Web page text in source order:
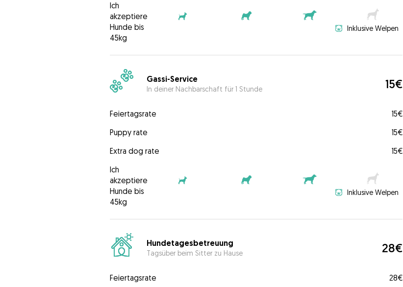
Ich
akzeptiere
Hunde bis
45kg
Inklusive Welpen
Gassi-Service
In deiner Nachbarschaft für 1 Stunde 15€
Feiertagsrate
15€
Puppy rate
15€
Extra dog rate
15€
Ich
akzeptiere
Hunde bis
45kg
Inklusive Welpen
Hundetagesbetreuung
Tagsüber beim Sitter zu Hause 28€
Feiertagsrate
28€